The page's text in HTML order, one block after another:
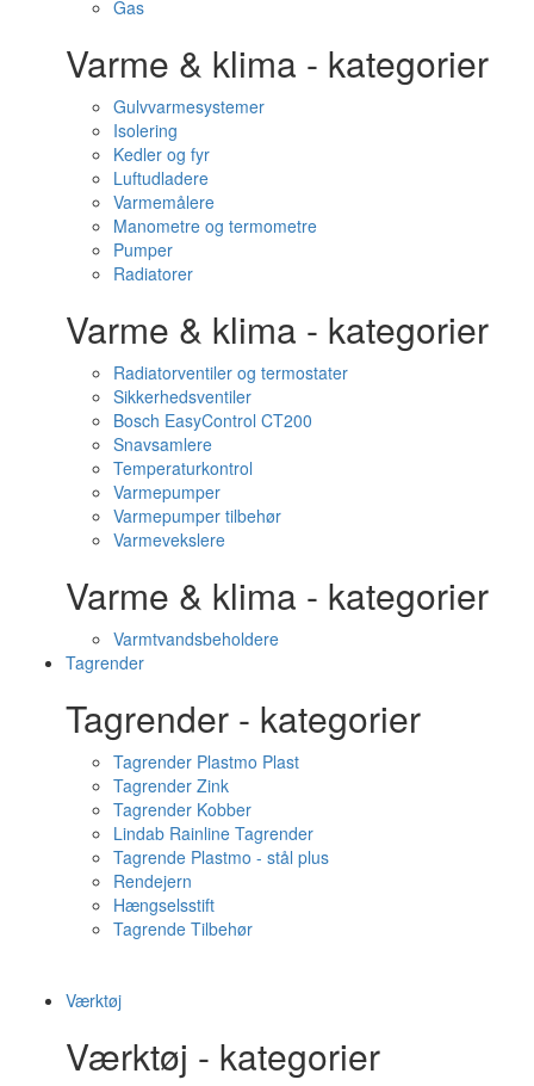
Gas
Varme & klima - kategorier
Gulvvarmesystemer
Isolering
Kedler og fyr
Luftudladere
Varmemålere
Manometre og termometre
Pumper
Radiatorer
Varme & klima - kategorier
Radiatorventiler og termostater
Sikkerhedsventiler
Bosch EasyControl CT200
Snavsamlere
Temperaturkontrol
Varmepumper
Varmepumper tilbehør
Varmevekslere
Varme & klima - kategorier
Varmtvandsbeholdere
Tagrender
Tagrender - kategorier
Tagrender Plastmo Plast
Tagrender Zink
Tagrender Kobber
Lindab Rainline Tagrender
Tagrende Plastmo - stål plus
Rendejern
Hængselsstift
Tagrende Tilbehør
Værktøj
Værktøj - kategorier